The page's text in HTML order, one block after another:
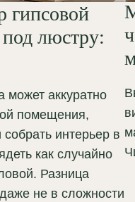
гипсовой
люстру:
может аккуратно
помещения,
интерьер в
как случайно
Разница
не в сложности